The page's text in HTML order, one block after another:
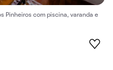
Pinheiros com piscina, varanda e